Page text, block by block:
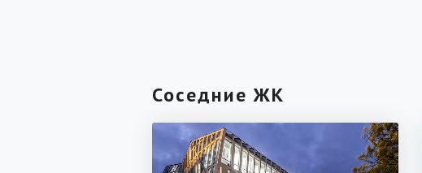
Соседние ЖК